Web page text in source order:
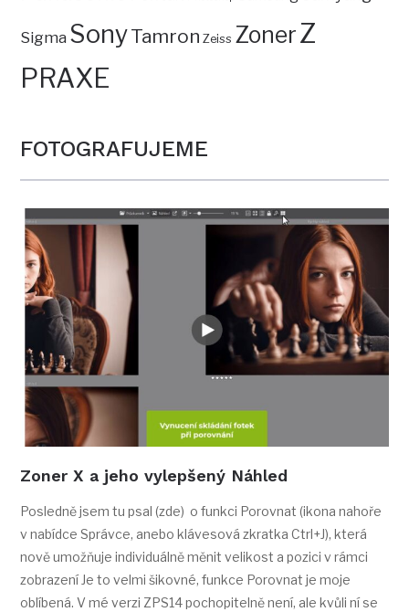
Sigma SonyTamron Zeiss ZonerZ
PRAXE
FOTOGRAFUJEME
Zoner X a jeho vylepšený Náhled
Posledně jsem tu psal (zde) o funkci Porovnat (ikona nahoře
v nabídce Správce, anebo klávesová zkratka Ctrl+J), která
nově umožňuje individuálně měnit velikost a pozici v rámci
zobrazení Je to velmi šikovné, funkce Porovnat je moje
oblíbená. V mé verzi ZPS14 pochopitelně není, ale kvůli ní se